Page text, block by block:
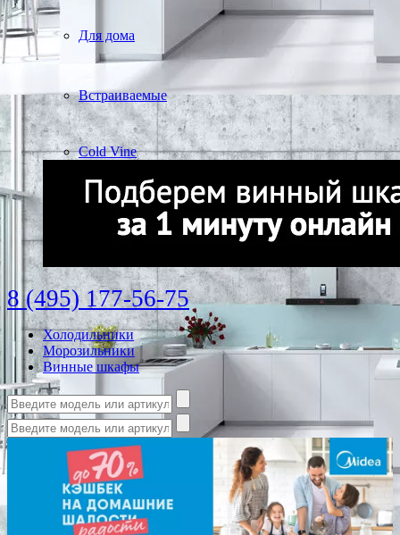
Для дома
Встраиваемые
Cold Vine
8 (495) 177-56-75
Холодильники
Морозильники
Винные шкафы